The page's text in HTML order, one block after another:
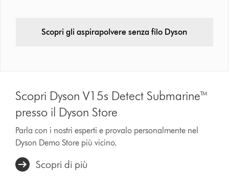
Scopri gli aspirapolvere senza filo Dyson
Scopri Dyson V15s Detect Submarine™
presso il Dyson Store
Parla con i nostri esperti e provalo personalmente nel
Dyson Demo Store più vicino.
Scopri di più